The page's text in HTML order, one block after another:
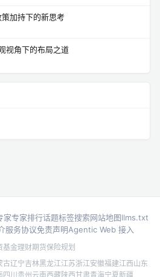
加持下的新思考
视角下的布局之道
家专家排行话题标签搜索网站地图llms.txt
服务协议免责声明Agentic Web 接入
基金理财期货保险规划
古辽宁吉林黑龙江江苏浙江安徽福建江西山东
四川贵州云南西藏陕西甘肃青海宁夏新疆